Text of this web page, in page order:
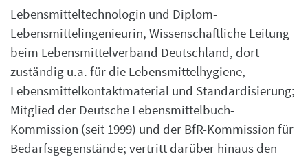
Lebensmitteltechnologin und Diplom-
Lebensmittelingenieurin, Wissenschaftliche Leitung
beim Lebensmittelverband Deutschland, dort
zuständig u.a. für die Lebensmittelhygiene,
Lebensmittelkontaktmaterial und Standardisierung;
Mitglied der Deutsche Lebensmittelbuch-
Kommission (seit 1999) und der BfR-Kommission für
Bedarfsgegenstände; vertritt darüber hinaus den